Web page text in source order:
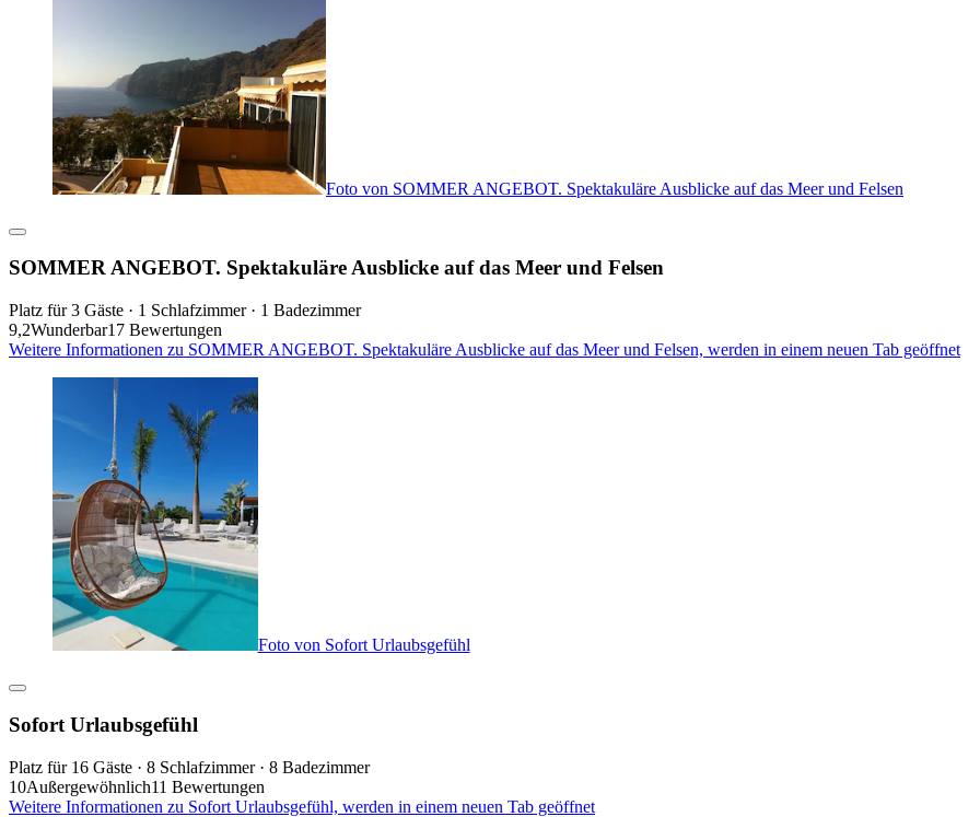
Foto von SOMMER ANGEBOT. Spektakuläre Ausblicke auf das Meer und Felsen
SOMMER ANGEBOT. Spektakuläre Ausblicke auf das Meer und Felsen
Platz für 3 Gäste · 1 Schlafzimmer · 1 Badezimmer
9,2Wunderbar17 Bewertungen
Weitere Informationen zu SOMMER ANGEBOT. Spektakuläre Ausblicke auf das Meer und Felsen, werden in einem neuen Tab geöffnet
Foto von Sofort Urlaubsgefühl
Sofort Urlaubsgefühl
Platz für 16 Gäste · 8 Schlafzimmer · 8 Badezimmer
10Außergewöhnlich11 Bewertungen
Weitere Informationen zu Sofort Urlaubsgefühl, werden in einem neuen Tab geöffnet